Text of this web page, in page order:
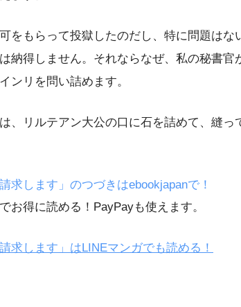
をもらって投獄したのだし、特に問題は
納得しません。それならなぜ、私の秘書
ンリを問い詰めます。
、リルテアン大公の口に石を詰めて、縫っ
求します」のつづきはebookjapanで！
お得に読める！PayPayも使えます。
求します」はLINEマンガでも読める！